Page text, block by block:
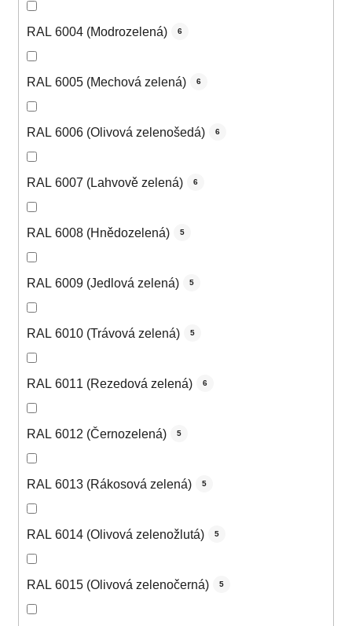
RAL 6004 (Modrozelená) 6
RAL 6005 (Mechová zelená) 6
RAL 6006 (Olivová zelenošedá) 6
RAL 6007 (Lahvově zelená) 6
RAL 6008 (Hnědozelená) 5
RAL 6009 (Jedlová zelená) 5
RAL 6010 (Trávová zelená) 5
RAL 6011 (Rezedová zelená) 6
RAL 6012 (Černozelená) 5
RAL 6013 (Rákosová zelená) 5
RAL 6014 (Olivová zelenožlutá) 5
RAL 6015 (Olivová zelenočerná) 5